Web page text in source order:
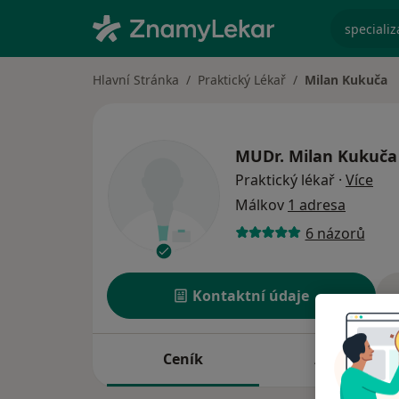
Hlavní Stránka Praktický Lékař Milan Kukuča
MUDr. Milan Kukuča
Praktický lékař · Více
Málkov 1 adresa
6 názorů
Kontaktní údaje
Ceník Adresy